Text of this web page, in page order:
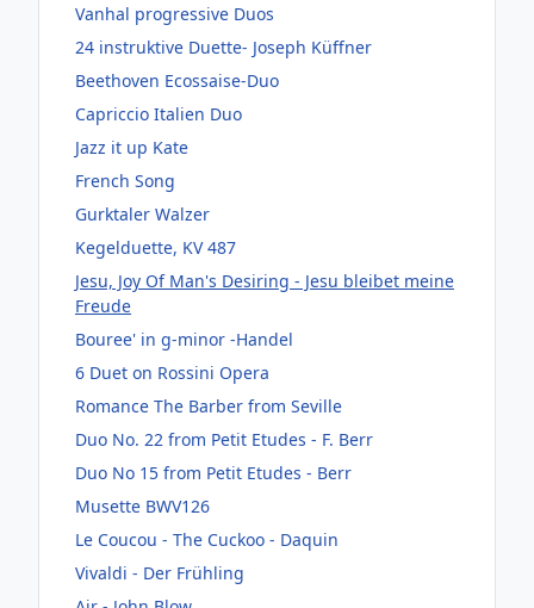
Vanhal progressive Duos
24 instruktive Duette- Joseph Küffner
Beethoven Ecossaise-Duo
Capriccio Italien Duo
Jazz it up Kate
French Song
Gurktaler Walzer
Kegelduette, KV 487
Jesu, Joy Of Man's Desiring - Jesu bleibet meine
Freude
Bouree' in g-minor -Handel
6 Duet on Rossini Opera
Romance The Barber from Seville
Duo No. 22 from Petit Etudes - F. Berr
Duo No 15 from Petit Etudes - Berr
Musette BWV126
Le Coucou - The Cuckoo - Daquin
Vivaldi - Der Frühling